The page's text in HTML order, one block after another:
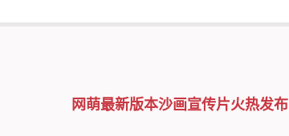
网萌最新版本沙画宣传片火热发布